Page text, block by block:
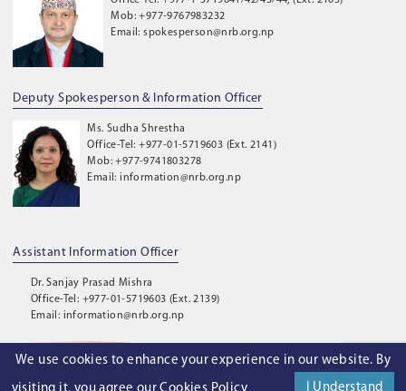
We use cookies to enhance your experience in our website. By
I Understand
Mob: +977-9767983232
Email: spokesperson@nrb.org.np
Deputy Spokesperson & Information Officer
Ms. Sudha Shrestha
Office-Tel: +977-01-5719603 (Ext. 2141)
Mob: +977-9741803278
Email: information@nrb.org.np
Assistant Information Officer
Dr. Sanjay Prasad Mishra
Office-Tel: +977-01-5719603 (Ext. 2139)
Email: information@nrb.org.np
© 2026 . Nepal Rastra Bank. All Rights Reserved.